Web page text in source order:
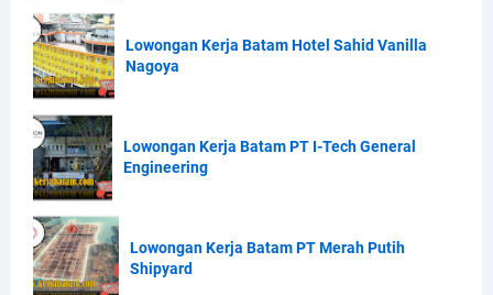
Lowongan Kerja Batam Hotel Sahid Vanilla
Nagoya
Lowongan Kerja Batam PT I-Tech General
Engineering
Lowongan Kerja Batam PT Merah Putih
Shipyard